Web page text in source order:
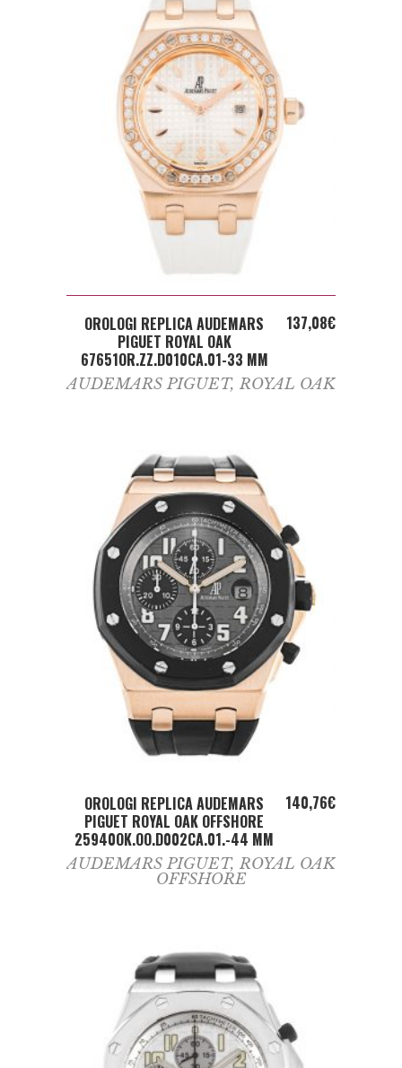
ADD TO CART
OROLOGI REPLICA AUDEMARS
PIGUET ROYAL OAK
67651OR.ZZ.D010CA.01-33 MM
137,08€
AUDEMARS PIGUET, ROYAL OAK
ADD TO CART
OROLOGI REPLICA AUDEMARS
PIGUET ROYAL OAK OFFSHORE
25940OK.OO.D002CA.01.-44 MM
140,76€
AUDEMARS PIGUET, ROYAL OAK
OFFSHORE